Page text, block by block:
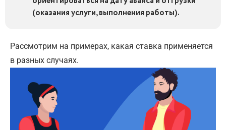
(оказания услуги, выполнения работы).
Рассмотрим на примерах, какая ставка применяется
в разных случаях.